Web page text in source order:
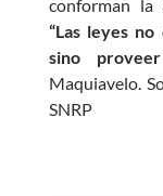
conforman la
“Las leyes no
sino
Maquiavelo.
SNRP